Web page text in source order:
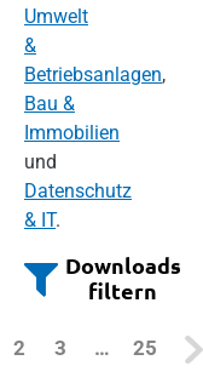
Umwelt
&
Betriebsanlagen,
Bau &
Immobilien
und
Datenschutz
& IT.
Downloads
filtern
2 3 … 25